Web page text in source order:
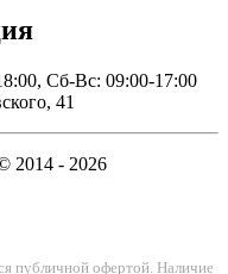
Сб-Вс: 09:00-17:00
41
2014 - 2026
публичной офертой. Наличие